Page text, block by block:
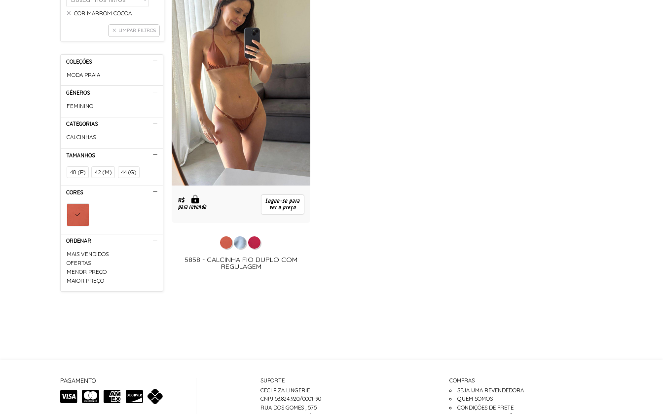
COR MARROM COCOA
LIMPAR FILTROS
COLEÇÕES
MODA PRAIA
GÊNEROS
FEMININO
CATEGORIAS
CALCINHAS
TAMANHOS
40 (P) 42 (M) 44 (G)
CORES
ORDENAR
MAIS VENDIDOS
OFERTAS
MENOR PREÇO
MAIOR PREÇO
R$
para revenda
Logue-se para
ver o preço
5858 - CALCINHA FIO DUPLO COM
REGULAGEM
PAGAMENTO
SUPORTE
CECI PIZA LINGERIE
CNPJ 53.824.920/0001-90
RUA DOS GOMES , 575
COMPRAS
SEJA UMA REVENDEDORA
QUEM SOMOS
CONDIÇÕES DE FRETE